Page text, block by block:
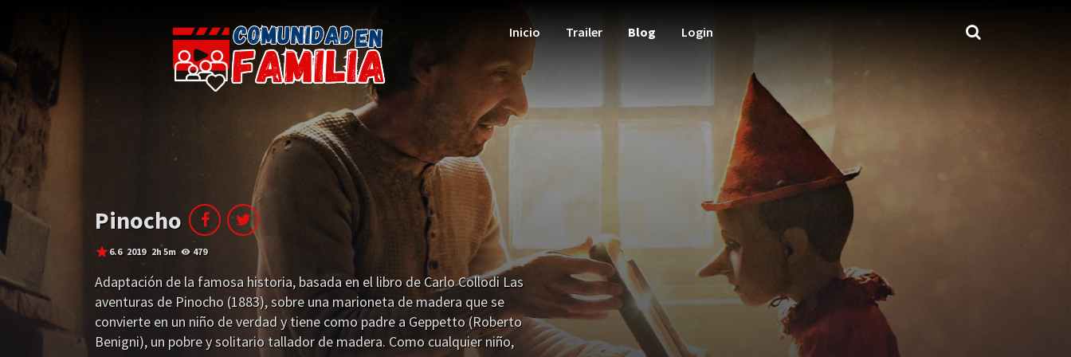
Inicio Trailer Blog Login
Pinocho
6.6 2019 2h 5m 479
Adaptación de la famosa historia, basada en el libro de Carlo Collodi Las
aventuras de Pinocho (1883), sobre una marioneta de madera que se
convierte en un niño de verdad y tiene como padre a Geppetto (Roberto
Benigni), un pobre y solitario tallador de madera. Como cualquier niño,